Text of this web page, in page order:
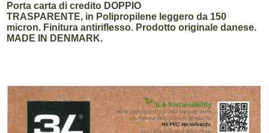
Porta carta di credito DOPPIO
TRASPARENTE, in Polipropilene leggero da 150
micron. Finitura antiriflesso. Prodotto originale danese.
MADE IN DENMARK.